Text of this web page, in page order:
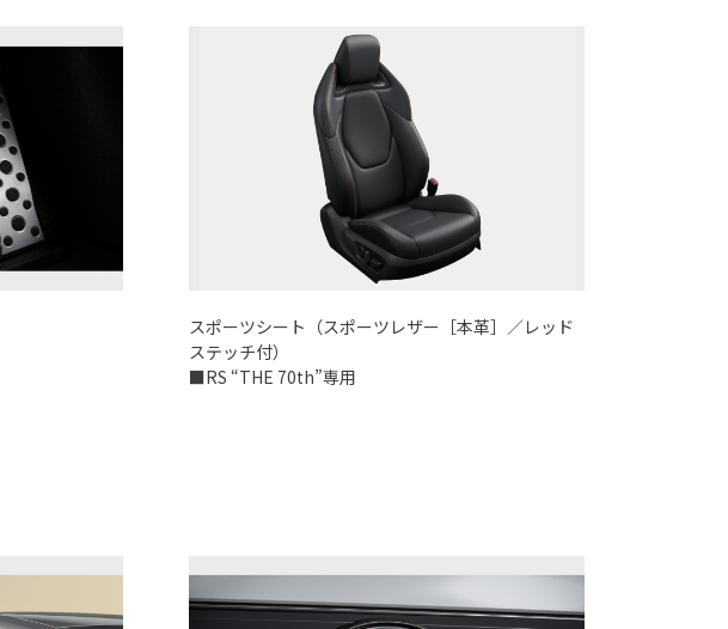
スポーツシート（スポーツレザー［本革］／レッド
ステッチ付）
■RS “THE 70th”専用